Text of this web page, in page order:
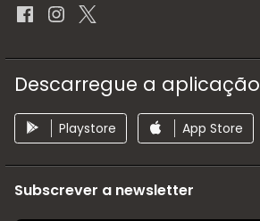
Descarregue a aplicação
Playstore App Store
Subscrever a newsletter